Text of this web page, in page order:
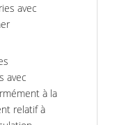
avec
avec
à la
relatif à